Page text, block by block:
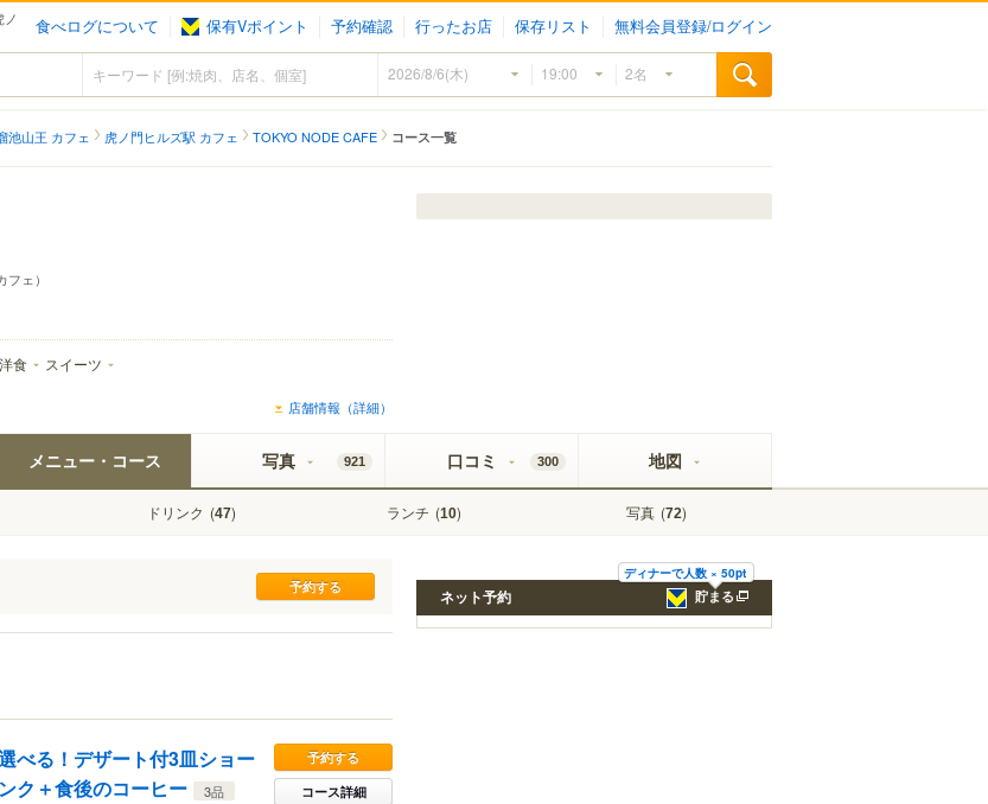
食べログについて 保有Vポイント 予約確認 行ったお店 保存リスト 無料会員登録/ログイン
池山王 カフェ 虎ノ門ヒルズ駅 カフェ TOKYO NODE CAFE コース一覧
フェ）
洋食 スイーツ
店舗情報（詳細）
メニュー・コース
ドリンク (47) ランチ (10) 写真 (72)
写真 921 口コミ 300 地図
べる！デザート付3皿ショー
ク＋食後のコーヒー
3品
予約する
コース詳細
ディナーで人数 × 50pt
貯まる
ネット予約